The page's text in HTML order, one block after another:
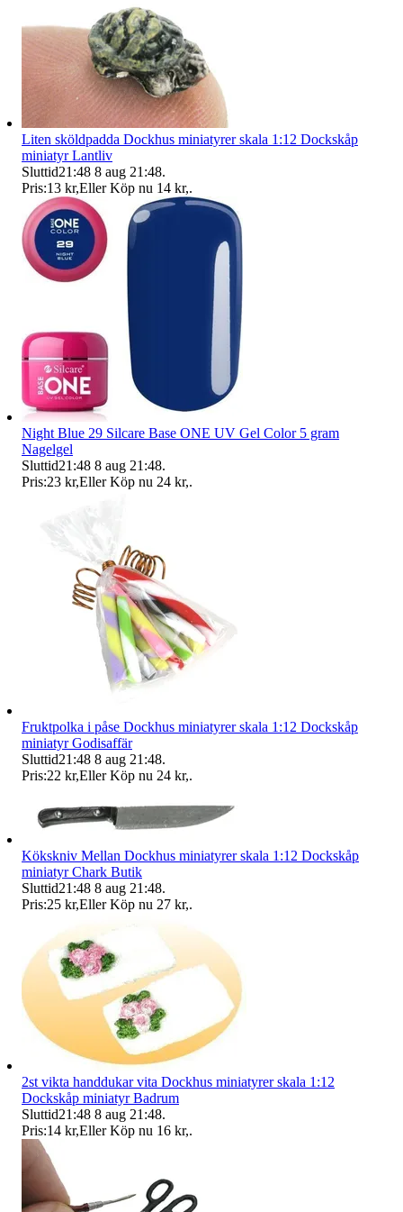
Liten sköldpadda Dockhus miniatyrer skala 1:12 Dockskåp
miniatyr Lantliv
Sluttid21:48 8 aug 21:48.
Pris:13 kr,Eller Köp nu 14 kr,.
Night Blue 29 Silcare Base ONE UV Gel Color 5 gram
Nagelgel
Sluttid21:48 8 aug 21:48.
Pris:23 kr,Eller Köp nu 24 kr,.
Fruktpolka i påse Dockhus miniatyrer skala 1:12 Dockskåp
miniatyr Godisaffär
Sluttid21:48 8 aug 21:48.
Pris:22 kr,Eller Köp nu 24 kr,.
Kökskniv Mellan Dockhus miniatyrer skala 1:12 Dockskåp
miniatyr Chark Butik
Sluttid21:48 8 aug 21:48.
Pris:25 kr,Eller Köp nu 27 kr,.
2st vikta handdukar vita Dockhus miniatyrer skala 1:12
Dockskåp miniatyr Badrum
Sluttid21:48 8 aug 21:48.
Pris:14 kr,Eller Köp nu 16 kr,.